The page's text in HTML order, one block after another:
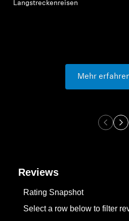
Langstreckenreisen
Mehr
Reviews
Rating Snapshot
Select a row below to filter